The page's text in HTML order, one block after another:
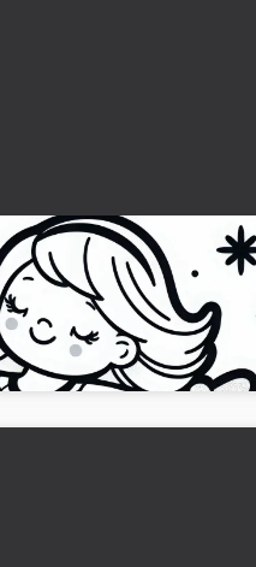
på isen - gratis
i en piruett på isen. Hämta